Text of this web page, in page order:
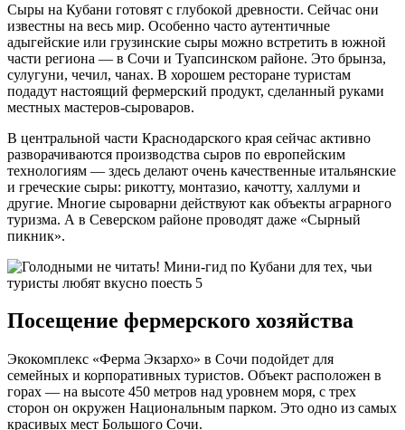
Сыры на Кубани готовят с глубокой древности. Сейчас они
известны на весь мир. Особенно часто аутентичные
адыгейские или грузинские сыры можно встретить в южной
части региона — в Сочи и Туапсинском районе. Это брынза,
сулугуни, чечил, чанах. В хорошем ресторане туристам
подадут настоящий фермерский продукт, сделанный руками
местных мастеров-сыроваров.
В центральной части Краснодарского края сейчас активно
разворачиваются производства сыров по европейским
технологиям — здесь делают очень качественные итальянские
и греческие сыры: рикотту, монтазио, качотту, халлуми и
другие. Многие сыроварни действуют как объекты аграрного
туризма. А в Северском районе проводят даже «Сырный
пикник».
Посещение фермерского хозяйства
Экокомплекс «Ферма Экзархо» в Сочи подойдет для
семейных и корпоративных туристов. Объект расположен в
горах — на высоте 450 метров над уровнем моря, с трех
сторон он окружен Национальным парком. Это одно из самых
красивых мест Большого Сочи.